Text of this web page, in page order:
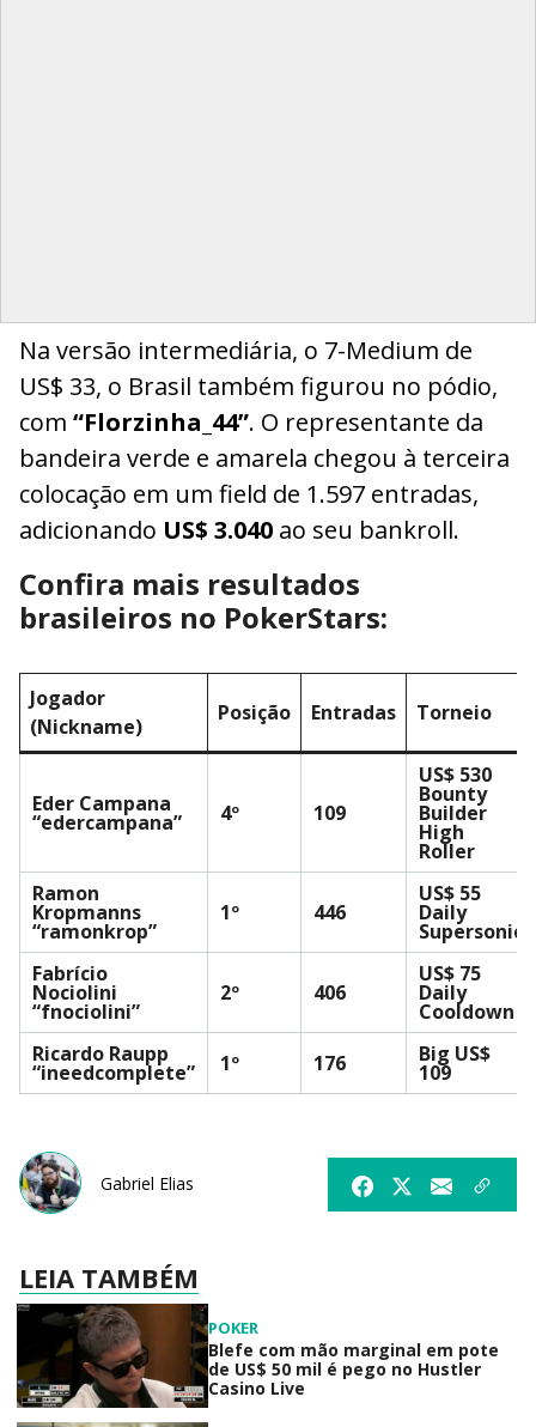
Na versão intermediária, o 7-Medium de
US$ 33, o Brasil também figurou no pódio,
com “Florzinha_44”. O representante da
bandeira verde e amarela chegou à terceira
colocação em um field de 1.597 entradas,
adicionando US$ 3.040 ao seu bankroll.
Confira mais resultados
brasileiros no PokerStars:
Jogador
(Nickname)
Posição Entradas Torneio
Eder Campana
“edercampana” 4º 109
US$ 530
Bounty
Builder
High
Roller
Ramon
Kropmanns
“ramonkrop”
1º 446
US$ 55
Daily
Supersonic
Fabrício
Nociolini
“fnociolini”
2º 406
US$ 75
Daily
Cooldown
Ricardo Raupp
“ineedcomplete” 1º 176 Big US$
109
Gabriel Elias
LEIA TAMBÉM
POKER
Blefe com mão marginal em pote
de US$ 50 mil é pego no Hustler
Casino Live